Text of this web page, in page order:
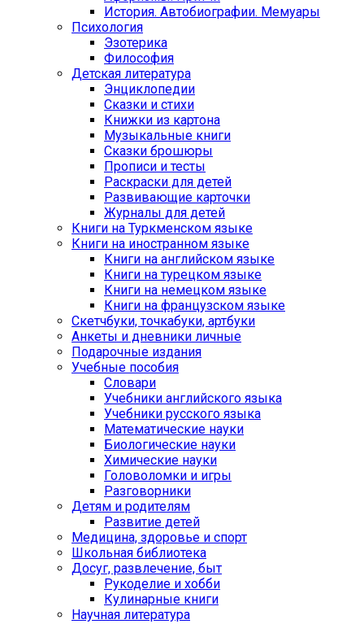
История. Автобиографии. Мемуары
Психология
Эзотерика
Философия
Детская литература
Энциклопедии
Сказки и стихи
Книжки из картона
Музыкальные книги
Сказки брошюры
Прописи и тесты
Раскраски для детей
Развивающие карточки
Журналы для детей
Книги на Туркменском языке
Книги на иностранном языке
Книги на английском языке
Книги на турецком языке
Книги на немецком языке
Книги на французском языке
Cкетчбуки, точкабуки, артбуки
Анкеты и дневники личные
Подарочные издания
Учебные пособия
Словари
Учебники английского языка
Учебники русского языка
Математические науки
Биологические науки
Химические науки
Головоломки и игры
Разговорники
Детям и родителям
Развитие детей
Медицина, здоровье и спорт
Школьная библиотека
Досуг, развлечение, быт
Рукоделие и хобби
Кулинарные книги
Научная литература